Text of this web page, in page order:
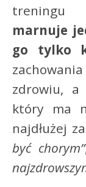
treningu
marnuje
go tylko
zdrowiu,
który ma
najdłużej
być chorym”